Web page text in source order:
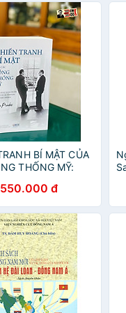
BÍ MẬT CỦA
THỐNG MỸ:
và Lầu Năm Góc từ
chiến II – John
Viện Nghiên cứu
Phương Đông
550.000 đ